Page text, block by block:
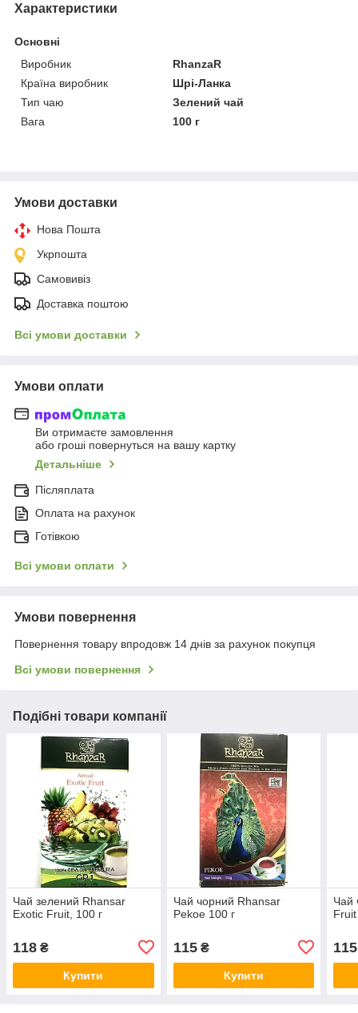
Характеристики
Основні
Виробник
RhanzaR
Країна виробник
Шрі-Ланка
Тип чаю
Зелений чай
Вага
100 г
Умови доставки
Нова Пошта
Укрпошта
Самовивіз
Доставка поштою
Всі умови доставки
Умови оплати
Ви отримаєте замовлення
або гроші повернуться на вашу картку
Детальніше
Післяплата
Оплата на рахунок
Готівкою
Всі умови оплати
Умови повернення
Повернення товару впродовж 14 днів за рахунок покупця
Всі умови повернення
Подібні товари компанії
Чай зелений Rhansar
Exotic Fruit, 100 г
118 ₴
Купити
Чай чорний Rhansar
Pekoe 100 г
115₴
Купити
Чай
115